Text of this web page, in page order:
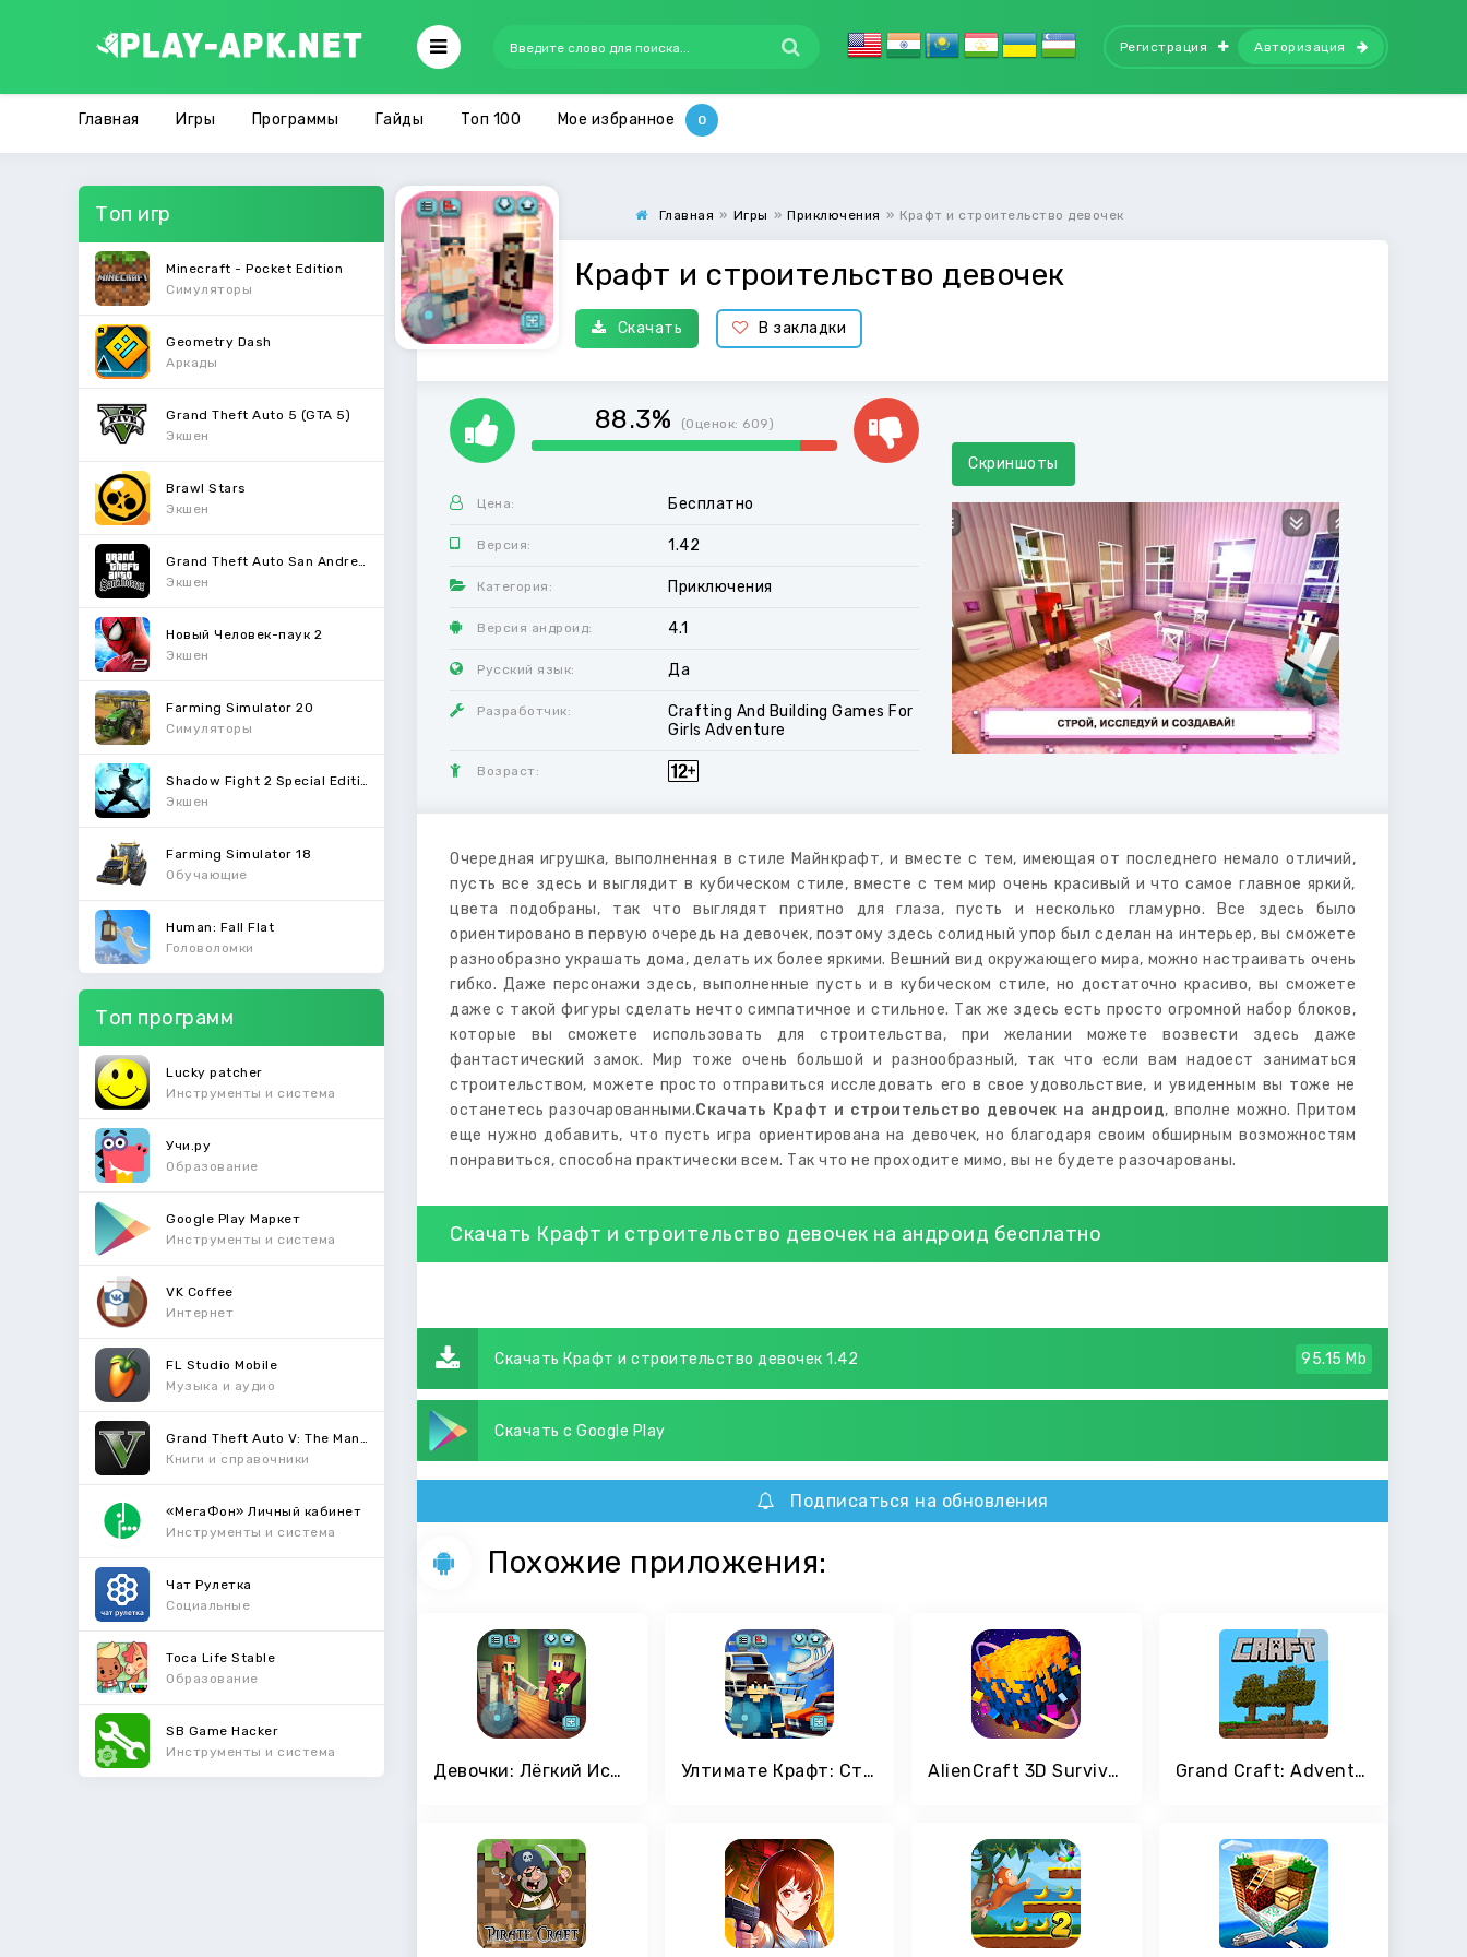
Регистрация Авторизация
Главная Игры Программы Гайды Топ 100 Мое избранное
Топ игр
Minecraft - Pocket Edition
Симуляторы
Geometry Dash
Аркады
Grand Theft Auto 5 (GTA 5)
Экшен
Brawl Stars
Экшен
Экшен
Новый Человек-паук 2
Экшен
Farming Simulator 20
Симуляторы
Экшен
Farming Simulator 18
Обучающие
Human: Fall Flat
Головоломки
Топ программ
Lucky patcher
Инструменты и система
Учи.ру
Образование
Google Play Маркет
Инструменты и система
VK Coffee
Интернет
FL Studio Mobile
Музыка и аудио
Книги и справочники
«МегаФон» Личный кабинет
Инструменты и система
Чат Рулетка
Социальные
Toca Life Stable
Образование
SB Game Hacker
Инструменты и система
Главная » Игры » Приключения » Крафт и строительство девочек
Крафт и строительство девочек
Скачать В закладки
88.3% (Оценок: 609)
Цена: Бесплатно
Версия: 1.42
Категория: Приключения
Версия андроид: 4.1
Русский язык: Да
Разработчик:
Crafting And Building Games For
Girls Adventure
Возраст:
Скриншоты
Очередная игрушка, выполненная в стиле Майнкрафт, и вместе с тем, имеющая от последнего немало отличий,
пусть все здесь и выглядит в кубическом стиле, вместе с тем мир очень красивый и что самое главное яркий,
цвета подобраны, так что выглядят приятно для глаза, пусть и несколько гламурно. Все здесь было
ориентировано в первую очередь на девочек, поэтому здесь солидный упор был сделан на интерьер, вы сможете
разнообразно украшать дома, делать их более яркими. Вешний вид окружающего мира, можно настраивать очень
гибко. Даже персонажи здесь, выполненные пусть и в кубическом стиле, но достаточно красиво, вы сможете
даже с такой фигуры сделать нечто симпатичное и стильное. Так же здесь есть просто огромной набор блоков,
которые вы сможете использовать для строительства, при желании можете возвести здесь даже
фантастический замок. Мир тоже очень большой и разнообразный, так что если вам надоест заниматься
строительством, можете просто отправиться исследовать его в свое удовольствие, и увиденным вы тоже не
останетесь разочарованными.Скачать Крафт и строительство девочек на андроид, вполне можно. Притом
еще нужно добавить, что пусть игра ориентирована на девочек, но благодаря своим обширным возможностям
понравиться, способна практически всем. Так что не проходите мимо, вы не будете разочарованы.
Скачать Крафт и строительство девочек на андроид бесплатно
Скачать Крафт и строительство девочек 1.42 95.15 Mb
Скачать с Google Play
Подписаться на обновления
Похожие приложения:
Девочки: Лёгкий Исследования Ултимате Крафт: Строительство кубических миров AlienCraft 3D Survive Craft: Block Build Edition Grand Craft: Adventures